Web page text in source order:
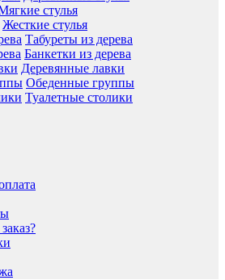
стулья
Жесткие стулья
Табуреты из дерева
Банкетки из дерева
Деревянные лавки
Обеденные группы
Туалетные столики